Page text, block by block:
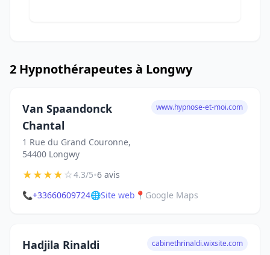
2 Hypnothérapeutes à Longwy
Van Spaandonck
Chantal
1 Rue du Grand Couronne,
54400 Longwy
www.hypnose-et-moi.com
★★★★☆4.3/5•6 avis
📞+33660609724🌐Site web 📍 Google Maps
Hadjila Rinaldi cabinethrinaldi.wixsite.com